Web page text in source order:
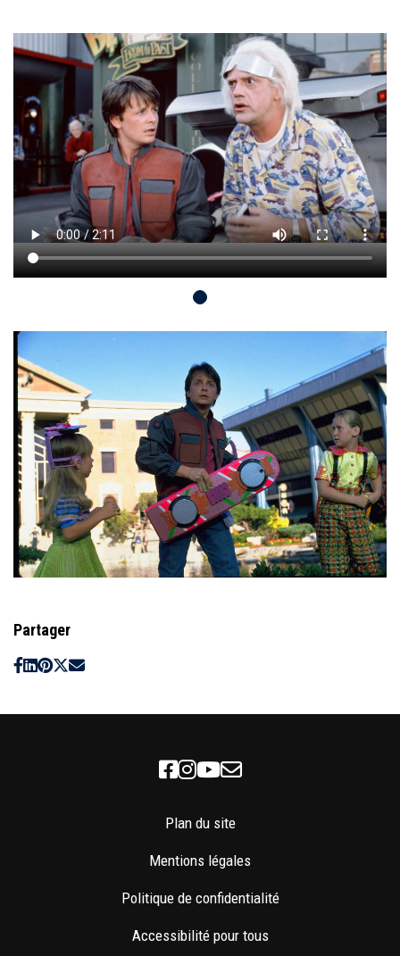
Partager
Facebook
Instagram
Youtube
Newsletter
Plan du site
Mentions légales
Politique de confidentialité
Accessibilité pour tous